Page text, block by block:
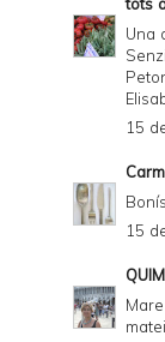
tots
Una
15
15